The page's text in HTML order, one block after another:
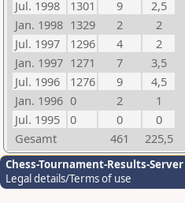
Jul. 1998
1301 9
2,5
Jan. 1998 1329 2
2
Jul. 1997
1296 4
2
Jan. 1997 1271 7
3,5
Jul. 1996
1276 9
4,5
Jan. 1996 0 2
1
Jul. 1995
0 0
0
Gesamt
461 225,5
Chess-Tournament-Results-Server
Legal details/Terms of use